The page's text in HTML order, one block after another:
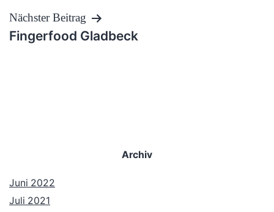
Nächster Beitrag
Fingerfood Gladbeck
Archiv
Juni 2022
Juli 2021